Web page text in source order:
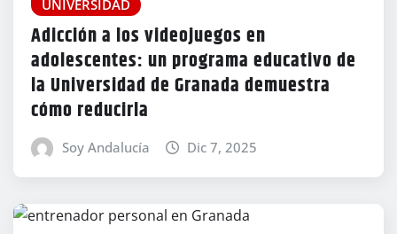
UNIVERSIDAD
Adicción a los videojuegos en
adolescentes: un programa educativo de
la Universidad de Granada demuestra
cómo reducirla
Soy Andalucía Dic 7, 2025